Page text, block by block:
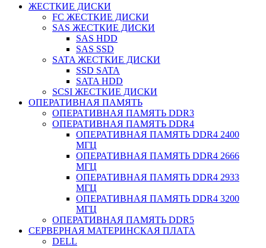
ЖЕСТКИЕ ДИСКИ
FC ЖЕСТКИЕ ДИСКИ
SAS ЖЕСТКИЕ ДИСКИ
SAS HDD
SAS SSD
SATA ЖЕСТКИЕ ДИСКИ
SSD SATA
SATA HDD
SCSI ЖЕСТКИЕ ДИСКИ
ОПЕРАТИВНАЯ ПАМЯТЬ
ОПЕРАТИВНАЯ ПАМЯТЬ DDR3
ОПЕРАТИВНАЯ ПАМЯТЬ DDR4
ОПЕРАТИВНАЯ ПАМЯТЬ DDR4 2400
МГЦ
ОПЕРАТИВНАЯ ПАМЯТЬ DDR4 2666
МГЦ
ОПЕРАТИВНАЯ ПАМЯТЬ DDR4 2933
МГЦ
ОПЕРАТИВНАЯ ПАМЯТЬ DDR4 3200
МГЦ
ОПЕРАТИВНАЯ ПАМЯТЬ DDR5
СЕРВЕРНАЯ МАТЕРИНСКАЯ ПЛАТА
DELL